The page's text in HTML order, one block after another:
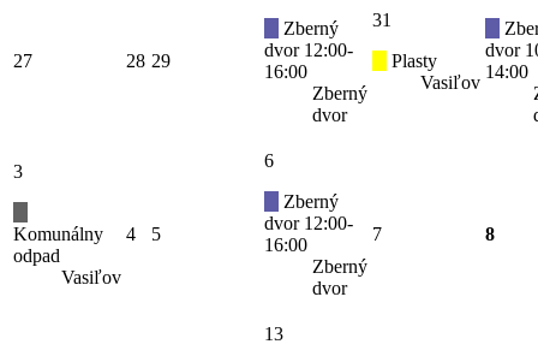
27 28 29
Zberný
dvor 12:00-
16:00
Zberný
dvor
31
Plasty
Vasiľov
dvor
14:00
3
Komunálny
odpad
Vasiľov
4 5
6
Zberný
dvor 12:00-
16:00
Zberný
dvor
7 8
13